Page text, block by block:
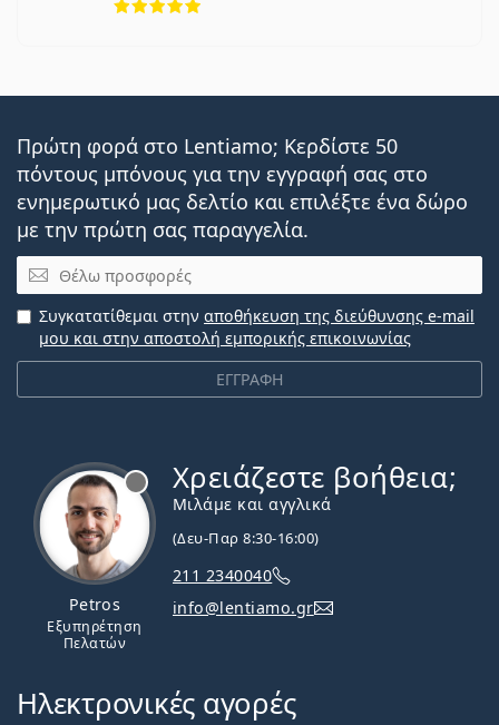
Πρώτη φορά στο Lentiamo; Κερδίστε 50
πόντους μπόνους για την εγγραφή σας στο
ενημερωτικό μας δελτίο και επιλέξτε ένα δώρο
με την πρώτη σας παραγγελία.
Email
ΕΓΓΡΑΦΗ
Συγκατατίθεμαι στην αποθήκευση της διεύθυνσης e-mail
μου και στην αποστολή εμπορικής επικοινωνίας
Petros
Εξυπηρέτηση
Πελατών
Χρειάζεστε βοήθεια;
Μιλάμε και αγγλικά
(Δευ-Παρ 8:30-16:00)
211 2340040
info@lentiamo.gr
Ηλεκτρονικές αγορές